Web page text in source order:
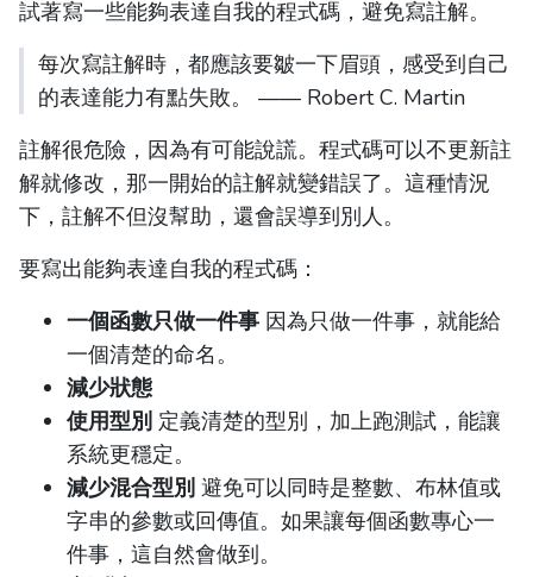
試著寫一些能夠表達自我的程式碼，避免寫註解。
每次寫註解時，都應該要皺一下眉頭，感受到自己
的表達能力有點失敗。 —— Robert C. Martin
註解很危險，因為有可能說謊。程式碼可以不更新註
解就修改，那一開始的註解就變錯誤了。這種情況
下，註解不但沒幫助，還會誤導到別人。
要寫出能夠表達自我的程式碼：
一個函數只做一件事 因為只做一件事，就能給
一個清楚的命名。
減少狀態
使用型別 定義清楚的型別，加上跑測試，能讓
系統更穩定。
減少混合型別 避免可以同時是整數、布林值或
字串的參數或回傳值。如果讓每個函數專心一
件事，這自然會做到。